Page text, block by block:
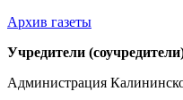
Архив газеты
Учредители
Администрация